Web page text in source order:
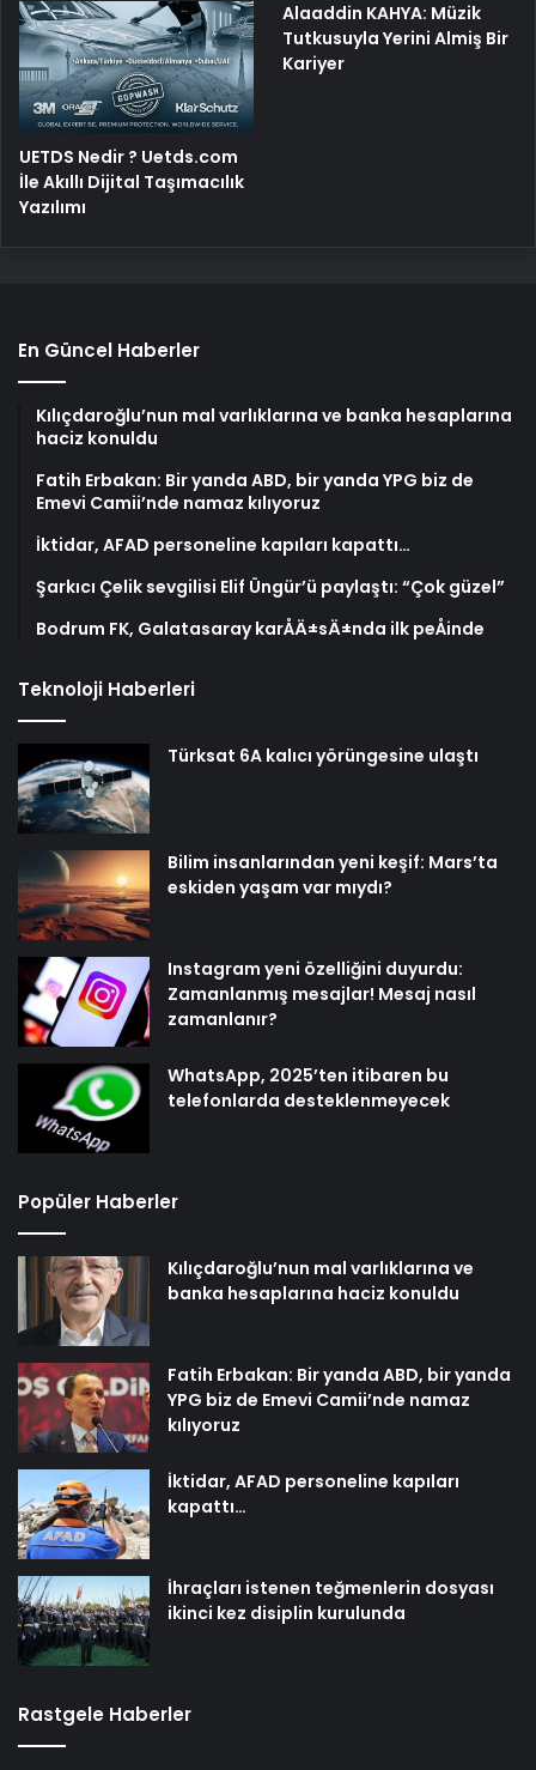
UETDS Nedir ? Uetds.com
İle Akıllı Dijital Taşımacılık
Yazılımı
Alaaddin KAHYA: Müzik
Tutkusuyla Yerini Almiş Bir
Kariyer
En Güncel Haberler
Kılıçdaroğlu’nun mal varlıklarına ve banka hesaplarına
haciz konuldu
Fatih Erbakan: Bir yanda ABD, bir yanda YPG biz de
Emevi Camii’nde namaz kılıyoruz
İktidar, AFAD personeline kapıları kapattı…
Şarkıcı Çelik sevgilisi Elif Üngür’ü paylaştı: “Çok güzel”
Bodrum FK, Galatasaray karÅÄ±sÄ±nda ilk peÅinde
Teknoloji Haberleri
Türksat 6A kalıcı yörüngesine ulaştı
Bilim insanlarından yeni keşif: Mars’ta
eskiden yaşam var mıydı?
Instagram yeni özelliğini duyurdu:
Zamanlanmış mesajlar! Mesaj nasıl
zamanlanır?
WhatsApp, 2025’ten itibaren bu
telefonlarda desteklenmeyecek
Popüler Haberler
Kılıçdaroğlu’nun mal varlıklarına ve
banka hesaplarına haciz konuldu
Fatih Erbakan: Bir yanda ABD, bir yanda
YPG biz de Emevi Camii’nde namaz
kılıyoruz
İktidar, AFAD personeline kapıları
kapattı…
İhraçları istenen teğmenlerin dosyası
ikinci kez disiplin kurulunda
Rastgele Haberler